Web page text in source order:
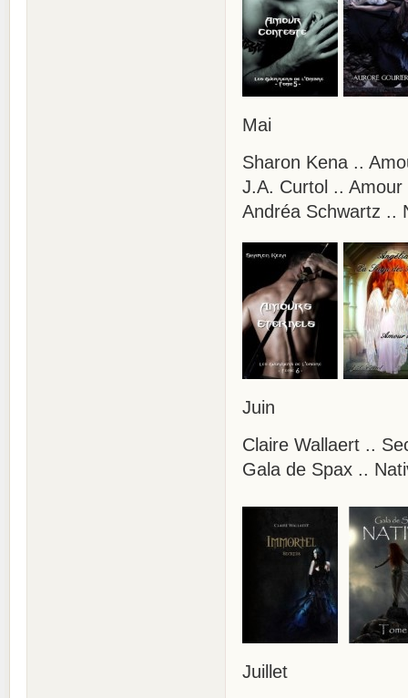
Mai
Sharon Kena ..
J.A. Curtol ..
Andréa Schwartz ..
Juin
Claire Wallaert ..
Gala de Spax ..
Juillet